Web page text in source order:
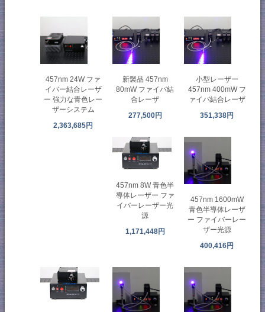
457nm 24W ファ
イバー結合レーザ
ー 強力な青色レー
ザーシステム
2,363,685円
新製品 457nm
80mW ファイバ結
合レーザ
277,500円
小型レーザー
457nm 400mW フ
ァイバ結合レーザ
351,338円
457nm 8W 青色半
導体レーザー ファ
イバーレーザー光
源
1,171,448円
457nm 1600mW
青色半導体レーザ
ー ファイバーレー
ザー光源
400,416円